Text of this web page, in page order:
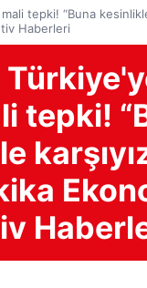
tepki! “Buna kesinlikle
Haberleri
tepki!